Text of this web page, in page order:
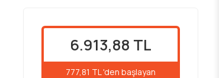
6.913,88 TL
777,81 TL 'den başlayan